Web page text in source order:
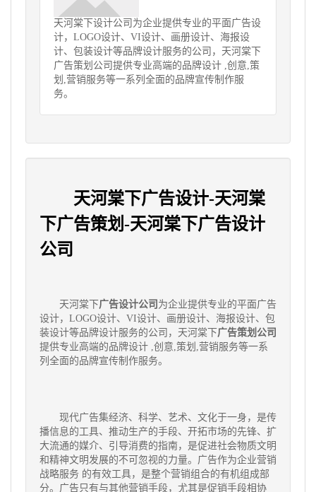
天河棠下设计公司为企业提供专业的平面广告设
计，LOGO设计、VI设计、画册设计、海报设
计、包装设计等品牌设计服务的公司，天河棠下
广告策划公司提供专业高端的品牌设计 ,创意,策
划,营销服务等一系列全面的品牌宣传制作服
务。
天河棠下广告设计-天河棠
下广告策划-天河棠下广告设计
公司
天河棠下广告设计公司 为企业提供专业的平面广告
设计，LOGO设计、VI设计、画册设计、海报设计、包
装设计等品牌设计服务的公司，天河棠下广告策划公司
提供专业高端的品牌设计 ,创意,策划,营销服务等一系
列全面的品牌宣传制作服务。
现代广告集经济、科学、艺术、文化于一身，是传
播信息的工具、推动生产的手段、开拓市场的先锋、扩
大流通的媒介、引导消费的指南，是促进社会物质文明
和精神文明发展的不可忽视的力量。广告作为企业营销
战略服务 的有效工具，是整个营销组合的有机组成部
分。广告只有与其他营销手段，尤其是促销手段相协